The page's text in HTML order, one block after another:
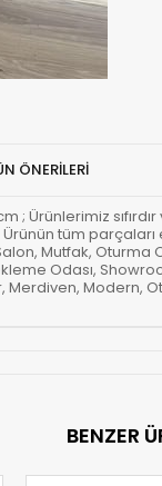
ÖNERILERI
; Ürünlerimiz
tüm
Mutfak, Oturma
Odası,
Merdiven,
BENZER